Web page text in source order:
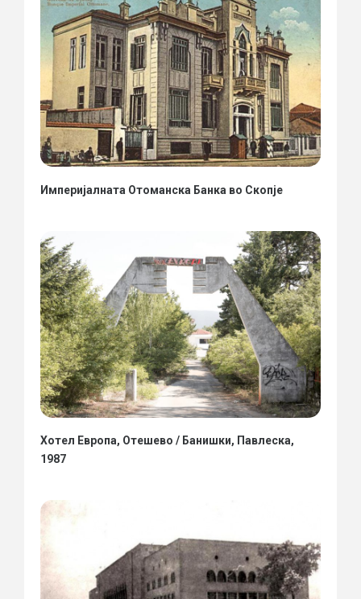
Империјалната Отоманска Банка во Скопје
Хотел Европа, Отешево / Банишки, Павлеска,
1987